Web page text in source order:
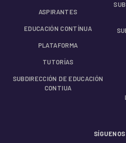
ASPIRANTES
EDUCACIÓN CONTÍNUA
PLATAFORMA
TUTORÍAS
SUBDIRECCIÓN DE EDUCACIÓN
CONTIUA
SÍGUENOS